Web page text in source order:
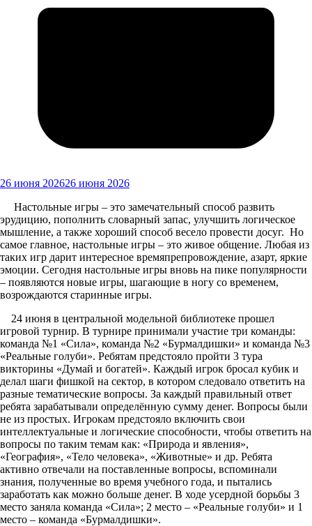
26 июня 202626 июня 2026
Настольные игры – это замечательный способ развить
эрудицию, пополнить словарный запас, улучшить логическое
мышление, а также хороший способ весело провести досуг. Но
самое главное, настольные игры – это живое общение. Любая из
таких игр дарит интересное времяпрепровождение, азарт, яркие
эмоции. Сегодня настольные игры вновь на пике популярности
– появляются новые игры, шагающие в ногу со временем,
возрождаются старинные игры.
24 июня в центральной модельной библиотеке прошел
игровой турнир. В турнире принимали участие три команды:
команда №1 «Сила», команда №2 «Бурмалдишки» и команда №3
«Реальные голуби». Ребятам предстояло пройти 3 тура
викторины «Думай и богатей». Каждый игрок бросал кубик и
делал шаги фишкой на сектор, в котором следовало ответить на
разные тематические вопросы. За каждый правильный ответ
ребята зарабатывали определённую сумму денег. Вопросы были
не из простых. Игрокам предстояло включить свои
интеллектуальные и логические способности, чтобы ответить на
вопросы по таким темам как: «Природа и явления»,
«География», «Тело человека», «Животные» и др. Ребята
активно отвечали на поставленные вопросы, вспоминали
знания, полученные во время учебного года, и пытались
заработать как можно больше денег. В ходе усердной борьбы 3
место заняла команда «Сила»; 2 место – «Реальные голуби» и 1
место – команда «Бурмалдишки».